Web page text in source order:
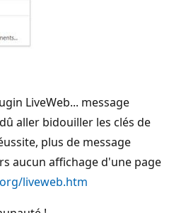
LiveWeb... message
aller bidouiller les clés de
plus de message
aucun affichage d'une page
liveweb.htm